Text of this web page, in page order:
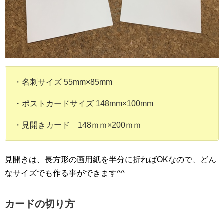
・名刺サイズ 55mm×85mm
・ポストカードサイズ 148mm×100mm
・見開きカード 148ｍｍ×200ｍｍ
見開きは、長方形の画用紙を半分に折ればOKなので、どん
なサイズでも作る事ができます^^
カードの切り方